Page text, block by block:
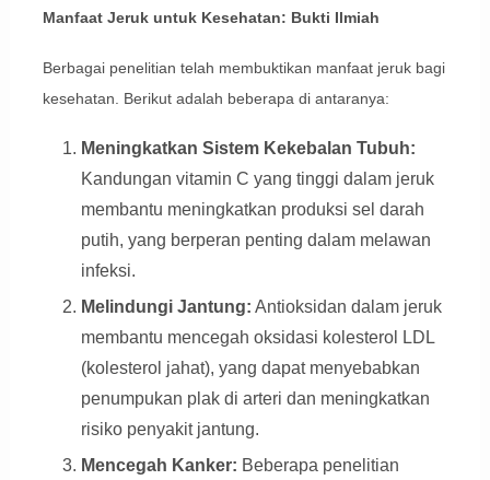
Manfaat Jeruk untuk Kesehatan: Bukti Ilmiah
Berbagai penelitian telah membuktikan manfaat jeruk bagi
kesehatan. Berikut adalah beberapa di antaranya:
Meningkatkan Sistem Kekebalan Tubuh:
Kandungan vitamin C yang tinggi dalam jeruk
membantu meningkatkan produksi sel darah
putih, yang berperan penting dalam melawan
infeksi.
Melindungi Jantung: Antioksidan dalam jeruk
membantu mencegah oksidasi kolesterol LDL
(kolesterol jahat), yang dapat menyebabkan
penumpukan plak di arteri dan meningkatkan
risiko penyakit jantung.
Mencegah Kanker: Beberapa penelitian